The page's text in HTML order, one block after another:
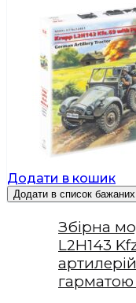
Додати в кошик
Додати в список бажаних
Збірна
L2H143
гарматою